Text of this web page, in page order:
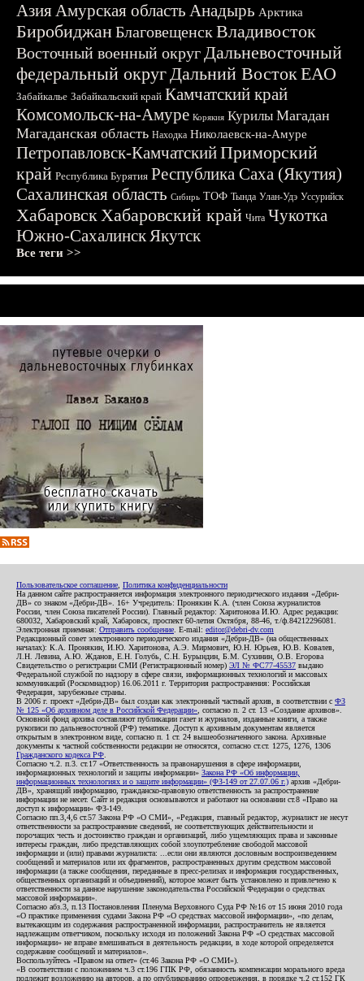
АзияАмурская область Анадырь Арктика
БиробиджанБлаговещенскВладивосток
Восточный военный округДальневосточный
федеральный округДальний ВостокЕАО
Забайкалье Забайкальский край Камчатский край
Комсомольск-на-Амуре Корякия Курилы Магадан
Магаданская область Находка Николаевск-на-Амуре
Петропавловск-КамчатскийПриморский
край Республика Бурятия Республика Саха (Якутия)
Сахалинская область Сибирь ТОФ Тында Улан-Удэ Уссурийск
ХабаровскХабаровский край Чита Чукотка
Южно-СахалинскЯкутск
Все теги >>
Пользовательское соглашение Политика конфиденциальности
На данном сайте распространяется информация электронного периодического издания «Дебри-
ДВ» со знаком «Дебри-ДВ». 16+ Учредитель: Пронякин К.А. (член Союза журналистов
России, член Союза писателей России). Главный редактор: Харитонова И.Ю. Адрес редакции:
680032, Хабаровский край, Хабаровск, проспект 60-летия Октября, 88-46, т./ф.84212296081.
Электронная приемная: Отправить сообщение . E-mail: editor@debri-dv.com
Редакционный совет электронного периодического издания «Дебри-ДВ» (на общественных
началах): К.А. Пронякин, И.Ю. Харитонова, А.Э. Мирмович, Ю.Н. Юрьев, Ю.В. Ковалев,
Л.Н. Левина, А.Ю. Жданов, Е.Н. Голубь, С.Н. Бурындин, Б.М. Сухинин, О.В. Егорова
Свидетельство о регистрации СМИ (Регистрационный номер) ЭЛ № ФС77-45537 выдано
Федеральной службой по надзору в сфере связи, информационных технологий и массовых
коммуникаций (Роскомнадзор) 16.06.2011 г. Территория распространения: Российская
Федерация, зарубежные страны.
В 2006 г. проект «Дебри-ДВ» был создан как электронный частный архив, в соответствии с ФЗ
№ 125 «Об архивном деле в Российской Федерации» , согласно п. 2 ст. 13 «Создание архивов».
Основной фонд архива составляют публикации газет и журналов, изданные книги, а также
рукописи по дальневосточной (РФ) тематике. Доступ к архивным документам является
открытым в электронном виде, согласно п. 1 ст. 24 вышеобозначенного закона. Архивные
документы к частной собственности редакции не относятся, согласно ст.ст. 1275, 1276, 1306
Гражданского кодекса РФ
Согласно ч.2. п.3. ст.17 «Ответственность за правонарушения в сфере информации,
информационных технологий и защиты информации» Закона РФ «Об информации,
информационных технологиях и о защите информации» (ФЗ-149 от 27.07.06 г.) архив «Дебри-
ДВ», хранящий информацию, гражданско-правовую ответственность за распространение
информации не несет. Сайт и редакция основываются и работают на основании ст.8 «Право на
доступ к информации» ФЗ-149.
Согласно пп.3,4,6 ст.57 Закона РФ «О СМИ», «Редакция, главный редактор, журналист не несут
ответственности за распространение сведений, не соответствующих действительности и
порочащих честь и достоинство граждан и организаций, либо ущемляющих права и законные
интересы граждан, либо представляющих собой злоупотребление свободой массовой
информации и (или) правами журналиста: ...если они являются дословным воспроизведением
сообщений и материалов или их фрагментов, распространенных другим средством массовой
информации (а также сообщения, переданные в пресс-релизах и информация государственных,
общественных организаций и объединений), которое может быть установлено и привлечено к
ответственности за данное нарушение законодательства Российской Федерации о средствах
массовой информации».
Согласно абз.3, п.13 Постановления Пленума Верховного Суда РФ №16 от 15 июня 2010 года
«О практике применения судами Закона РФ «О средствах массовой информации», «по делам,
вытекающим из содержания распространенной информации, распространитель не является
надлежащим ответчиком, поскольку исходя из положений Закона РФ «О средствах массовой
информации» не вправе вмешиваться в деятельность редакции, в ходе которой определяется
содержание сообщений и материалов».
Воспользуйтесь «Правом на ответ» (ст.46 Закона РФ «О СМИ»).
«В соответствии с положением ч.3 ст.196 ГПК РФ, обязанность компенсации морального вреда
подлежит возложению на авторов, а по опубликованию опровержения, в порядке ч.2 ст.152 ГК